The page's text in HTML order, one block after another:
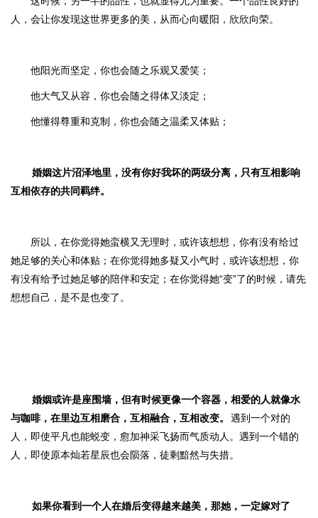
人，会让你发现这世界更多的美，从而心向暖阳，欣欣向荣。
他阳光而坚定，你也会随之乐观又爱笑；
他大气又从容，你也会随之得体又淡定；
他懂得尊重和克制，你也会随之温柔又体贴；
婚姻这片沼泽地里，没有你好我坏的两级分离，只有互相影响
互相依存的共同羁绊。
所以，在你觉得她蛮横又无理时，或许该想想，你有没有给过
她足够的关心和体贴；在你觉得她多疑又小气时，或许该想想，你
有没有给予过她足够的陪伴和安定；在你觉得她“变”了的时候，请先
想想自己，是不是也变了。
婚姻或许是座围墙，但有时候更像一个容器，相爱的人就像水
与咖啡，在里边互相磨合，互相融合，互相改变。
遇到一个对的
人，即使平凡也能蜕变，愈加神采飞扬而气质动人。遇到一个错的
人，即使原本灿若星辰也会陨落，徒剩黯然与失措。
如果你看到一个人在婚后变得越来越美，那她，一定嫁对了